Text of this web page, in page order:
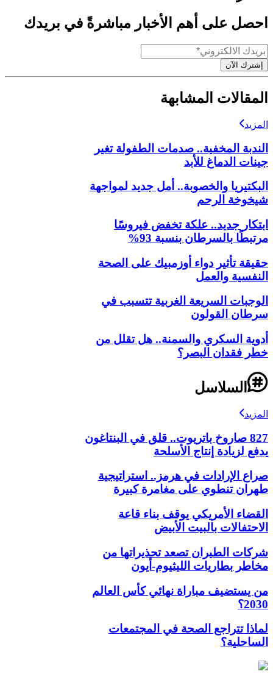
احصل على أهم الأخبار مباشرةً في بريدك
إشترك الآن
المقالات المشابهة
المزيد
الندبة المخفية.. صدمات الطفولة تغير
جينات الدماغ للأبد
البكتيريا والخصوبة.. أمل جديد لمواجهة
شيخوخة الرحم
ابتكار جديد.. علكة تخفض فيروسًا
مرتبطًا بالسرطان بنسبة 93%
حقيقة تأثير دواء أوزمبيك على الصحة
النفسية والعمل
الوجبات السريعة الغربية تتسبب في
سرطان القولون
أدوية السكري والسمنة.. هل تقلل من
خطر فقدان البصر؟
السلاسل
المزيد
827 صاروخ باتريوت.. قلق في البنتاغون
يدفع لزيادة إنتاج الأسلحة
صراع الإرادات في هرمز.. استراتيجية
طهران تنطوي على مغامرة كبيرة
القضاء الأمريكي يوقف بناء قاعة
الاحتفالات بالبيت الأبيض
شركات الطيران تصعد تحذيراتها من
مخاطر بطاريات الليثيوم-أيون
من يستضيف مباراة نهائي كأس العالم
2030؟
لماذا تتراجع الصحة في المجتمعات
الساحلية؟